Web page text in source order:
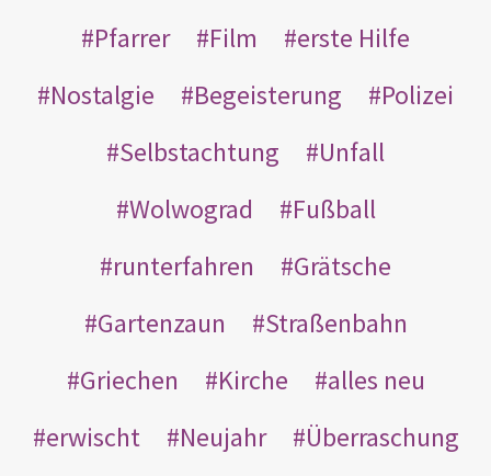
Pfarrer
Film
erste Hilfe
Nostalgie
Begeisterung
Polizei
Selbstachtung
Unfall
Wolwograd
Fußball
runterfahren
Grätsche
Gartenzaun
Straßenbahn
Griechen
Kirche
alles neu
erwischt
Neujahr
Überraschung